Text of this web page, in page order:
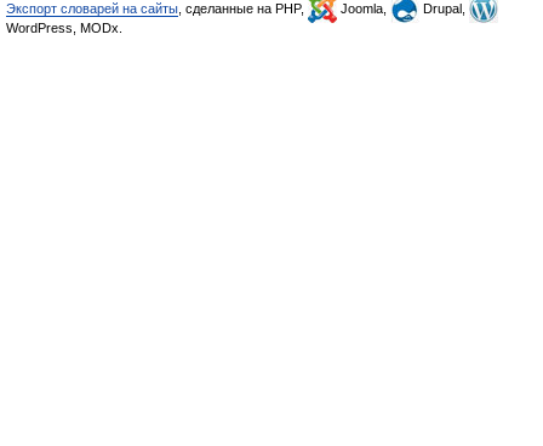
Экспорт словарей на сайты , сделанные на PHP, Joomla,
Drupal,
WordPress, MODx.